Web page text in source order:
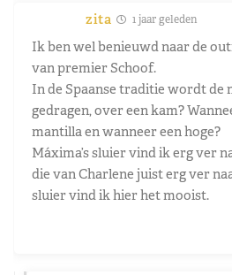
zita 1 jaar geleden
Ik ben wel benieuwd naar de
van premier Schoof.
In de Spaanse traditie wordt de
gedragen, over een kam?
mantilla en wanneer een hoge?
Máxima’s sluier vind ik erg ver
die van Charlene juist erg ver
sluier vind ik hier het mooist.